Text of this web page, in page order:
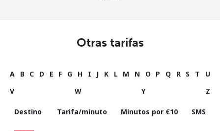
Otras tarifas
A B C D E F G H I J K L M N O P Q R S T
U
V
W Y Z
Destino Tarifa/minuto Minutos por ⁦€10⁩ SMS